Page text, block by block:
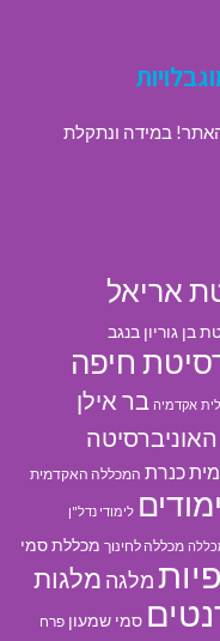
במידה ונתקלת
אריאל
בן גוריון בנגב
חיפה
אקדמיה בר אילן
האוניברסיטה
כנרת המכללה האקדמית
לימודי נדל"ן
מכללה לחינוך מכללת סמי
מלגה מלגות
סמי שמעון פרח